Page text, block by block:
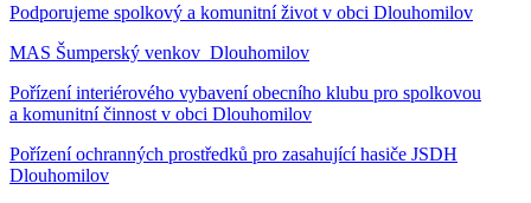
Podporujeme spolkový a komunitní život v obci Dlouhomilov
MAS Šumperský venkov_Dlouhomilov
Pořízení interiérového vybavení obecního klubu pro spolkovou
a komunitní činnost v obci Dlouhomilov
Pořízení ochranných prostředků pro zasahující hasiče JSDH
Dlouhomilov